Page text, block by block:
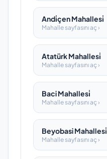
Andi̇çen Mahallesi̇
Mahalle sayfasını aç ›
Atatürk Mahallesi̇
Mahalle sayfasını aç ›
Baci Mahallesi̇
Mahalle sayfasını aç ›
Beyobasi Mahallesi̇
Mahalle sayfasını aç ›